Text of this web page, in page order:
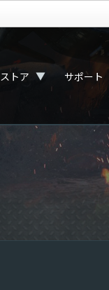
ストア ▼ サポート